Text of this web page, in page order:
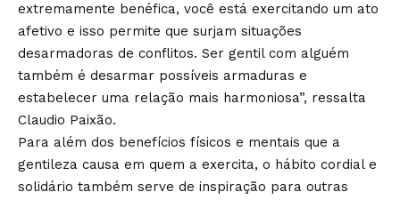
extremamente benéfica, você está exercitando um ato
afetivo e isso permite que surjam situações
desarmadoras de conflitos. Ser gentil com alguém
também é desarmar possíveis armaduras e
estabelecer uma relação mais harmoniosa”, ressalta
Claudio Paixão.
Para além dos benefícios físicos e mentais que a
gentileza causa em quem a exercita, o hábito cordial e
solidário também serve de inspiração para outras